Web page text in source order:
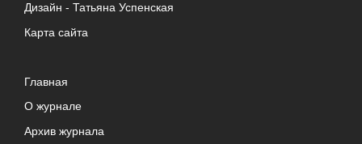
Дизайн - Татьяна Успенская
Карта сайта
Главная
О журнале
Архив журнала